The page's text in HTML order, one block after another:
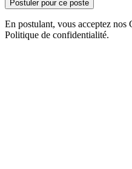
Postuler pour ce poste
En postulant, vous acceptez
Politique de confidentialité.